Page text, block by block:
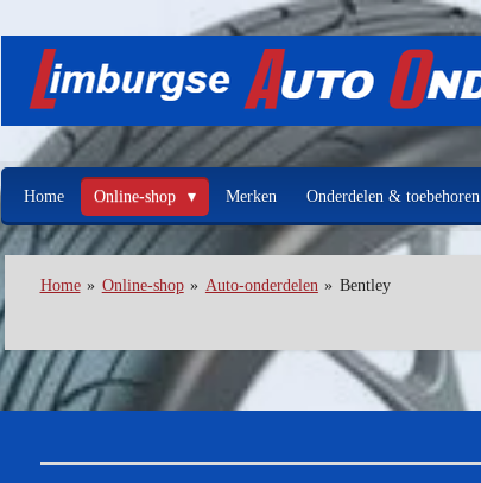
Home Online-shop Merken Onderdelen & toebehoren
Home » Online-shop » Auto-onderdelen » Bentley